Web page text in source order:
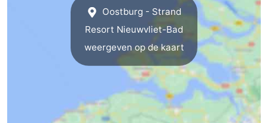
Oostburg - Strand
Resort Nieuwvliet-Bad
weergeven op de kaart